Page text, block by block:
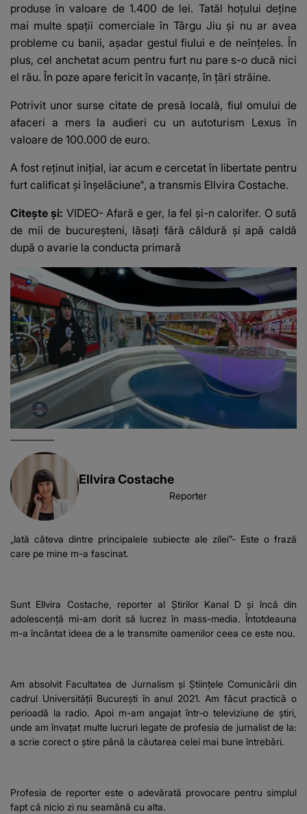
produse în valoare de 1.400 de lei. Tatăl hoțului deține
mai multe spații comerciale în Târgu Jiu și nu ar avea
probleme cu banii, așadar gestul fiului e de neînțeles. În
plus, cel anchetat acum pentru furt nu pare s-o ducă nici
el rău. În poze apare fericit în vacanțe, în țări străine.
Potrivit unor surse citate de presă locală, fiul omului de
afaceri a mers la audieri cu un autoturism Lexus în
valoare de 100.000 de euro.
A fost reținut inițial, iar acum e cercetat în libertate pentru
furt calificat şi înşelăciune", a transmis Ellvira Costache.
Citește și: VIDEO- Afară e ger, la fel și-n calorifer. O sută
de mii de bucureșteni, lăsați fără căldură și apă caldă
după o avarie la conducta primară
Ellvira Costache
Reporter
„Iată câteva dintre principalele subiecte ale zilei”- Este o frază
care pe mine m-a fascinat.
Sunt Ellvira Costache, reporter al Știrilor Kanal D şi încă din
adolescență mi-am dorit să lucrez în mass-media. Întotdeauna
m-a încântat ideea de a le transmite oamenilor ceea ce este nou.
Am absolvit Facultatea de Jurnalism și Științele Comunicării din
cadrul Universităţii Bucureşti în anul 2021. Am făcut practică o
perioadă la radio. Apoi m-am angajat într-o televiziune de ştiri,
unde am învaţat multe lucruri legate de profesia de jurnalist de la:
a scrie corect o ştire până la căutarea celei mai bune întrebări.
Profesia de reporter este o adevărată provocare pentru simplul
fapt că nicio zi nu seamănă cu alta.